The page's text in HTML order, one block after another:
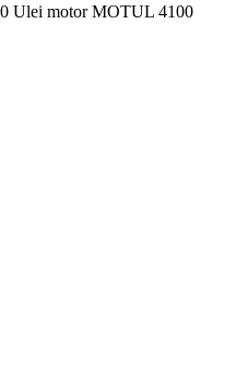
Ulei motor MOTUL 4100